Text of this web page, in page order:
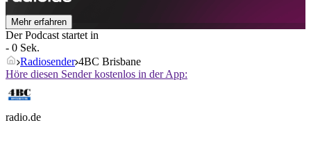
Mehr erfahren
Der Podcast startet in
- 0 Sek.
Radiosender 4BC Brisbane
Höre diesen Sender kostenlos in der App:
radio.de